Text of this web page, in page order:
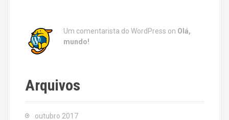
Um comentarista do WordPress on Olá,
mundo!
Arquivos
outubro 2017